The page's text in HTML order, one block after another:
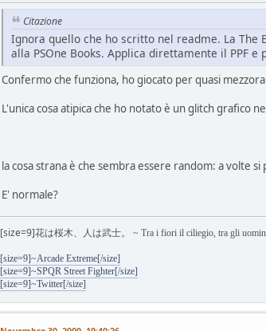
Citazione
Ignora quello che ho scritto nel readme. La The
alla PSOne Books. Applica direttamente il PPF e
Confermo che funziona, ho giocato per quasi
L'unica cosa atipica che ho notato è un glitch grafico
la cosa strana è che sembra essere random: a volte
E' normale?
[size=9]花は桜木、人は武士。 ~ Tra i fiori il ciliegio, tra gli
[size=9]~Arcade Extreme[/size]
[size=9]~SPQR Street Fighter[/size]
[size=9]~Twitter[/size]